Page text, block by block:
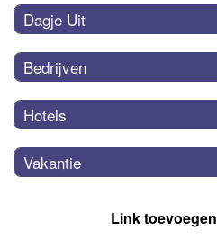
Dagje Uit
Bedrijven
Hotels
Vakantie
Link toevoegen